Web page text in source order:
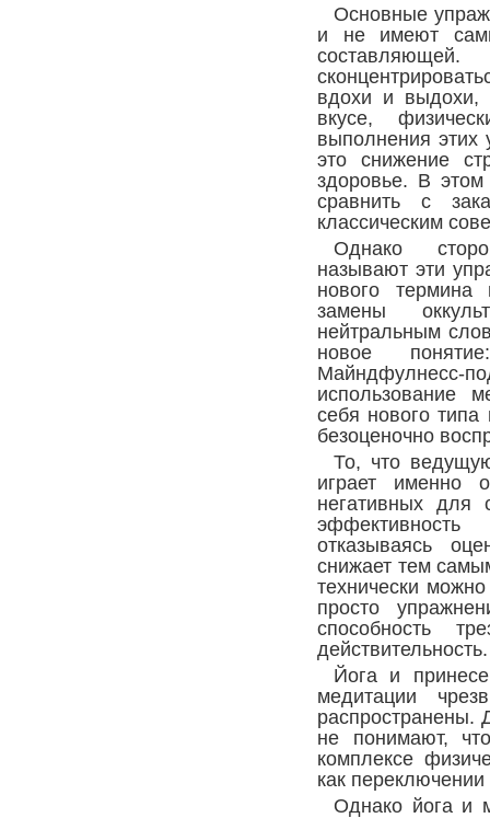
Основные
и не имеют
составляющей.
вдохи и выдохи,
вкусе,
выполнения этих
это снижение
здоровье. В
сравнить с
классическим
Однако
называют эти
нового
замены
нейтральным
новое
использование
себя нового
безоценочно
То, что
играет именно
негативных для
отказываясь
снижает тем
технически
просто
способность
действительность.
Йога и
медитации
распространены.
не понимают,
комплексе
как
Однако йога и